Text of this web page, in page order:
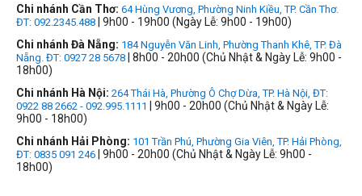
Chi nhánh Cần Thơ: 64 Hùng Vương, Phường Ninh Kiều, TP. Cần Thơ.
ĐT: 092.2345.488 | 9h00 - 19h00 (Ngày Lễ: 9h00 - 19h00)
Chi nhánh Đà Nẵng: 184 Nguyễn Văn Linh, Phường Thanh Khê, TP. Đà
Nẵng. ĐT: 0927 28 5678 | 8h00 - 20h00 (Chủ Nhật & Ngày Lễ: 9h00 -
18h00)
Chi nhánh Hà Nội: 264 Thái Hà, Phường Ô Chợ Dừa, TP. Hà Nội, ĐT:
0922 88 2662 - 092.995.1111
| 9h00 - 20h00 (Chủ Nhật & Ngày Lễ:
9h00 - 18h00)
Chi nhánh Hải Phòng: 101 Trần Phú, Phường Gia Viên, TP. Hải Phòng,
ĐT: 0835 091 246 | 9h00 - 20h00 (Chủ Nhật & Ngày Lễ: 9h00 -
18h00)